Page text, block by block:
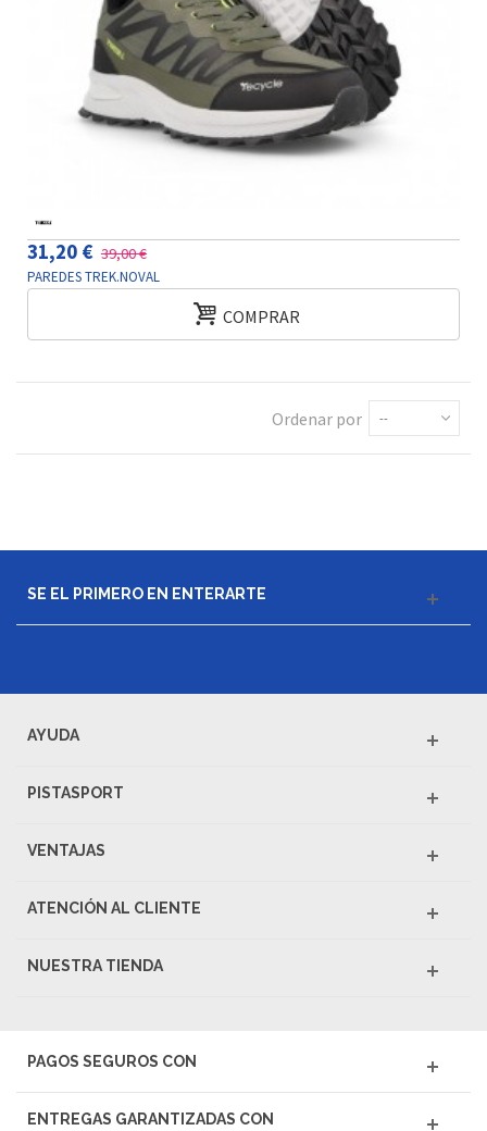
31,20 € 39,00 €
PAREDES TREK.NOVAL
COMPRAR
Ordenar por --
SE EL PRIMERO EN ENTERARTE
AYUDA
PISTASPORT
VENTAJAS
ATENCIÓN AL CLIENTE
NUESTRA TIENDA
PAGOS SEGUROS CON
ENTREGAS GARANTIZADAS CON